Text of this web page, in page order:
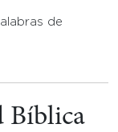
de
Bíblica